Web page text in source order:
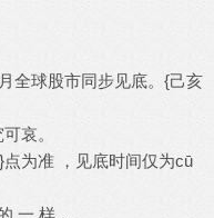
全球股市同步见底。{己亥
哀。
为准 ，见底时间仅为cū
一 样 。